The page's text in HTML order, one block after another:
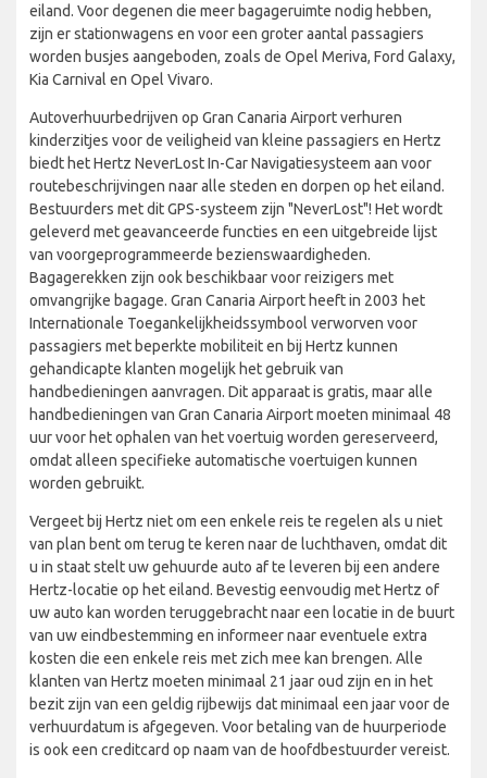
eiland. Voor degenen die meer bagageruimte nodig hebben,
zijn er stationwagens en voor een groter aantal passagiers
worden busjes aangeboden, zoals de Opel Meriva, Ford Galaxy,
Kia Carnival en Opel Vivaro.
Autoverhuurbedrijven op Gran Canaria Airport verhuren
kinderzitjes voor de veiligheid van kleine passagiers en Hertz
biedt het Hertz NeverLost In-Car Navigatiesysteem aan voor
routebeschrijvingen naar alle steden en dorpen op het eiland.
Bestuurders met dit GPS-systeem zijn "NeverLost"! Het wordt
geleverd met geavanceerde functies en een uitgebreide lijst
van voorgeprogrammeerde bezienswaardigheden.
Bagagerekken zijn ook beschikbaar voor reizigers met
omvangrijke bagage. Gran Canaria Airport heeft in 2003 het
Internationale Toegankelijkheidssymbool verworven voor
passagiers met beperkte mobiliteit en bij Hertz kunnen
gehandicapte klanten mogelijk het gebruik van
handbedieningen aanvragen. Dit apparaat is gratis, maar alle
handbedieningen van Gran Canaria Airport moeten minimaal 48
uur voor het ophalen van het voertuig worden gereserveerd,
omdat alleen specifieke automatische voertuigen kunnen
worden gebruikt.
Vergeet bij Hertz niet om een enkele reis te regelen als u niet
van plan bent om terug te keren naar de luchthaven, omdat dit
u in staat stelt uw gehuurde auto af te leveren bij een andere
Hertz-locatie op het eiland. Bevestig eenvoudig met Hertz of
uw auto kan worden teruggebracht naar een locatie in de buurt
van uw eindbestemming en informeer naar eventuele extra
kosten die een enkele reis met zich mee kan brengen. Alle
klanten van Hertz moeten minimaal 21 jaar oud zijn en in het
bezit zijn van een geldig rijbewijs dat minimaal een jaar voor de
verhuurdatum is afgegeven. Voor betaling van de huurperiode
is ook een creditcard op naam van de hoofdbestuurder vereist.